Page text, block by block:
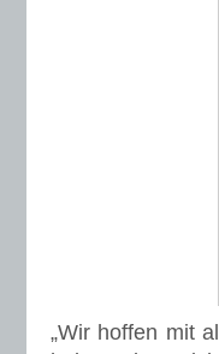
„Wir hoffen mit